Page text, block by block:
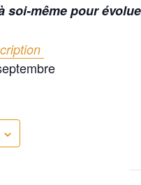
soi-même pour